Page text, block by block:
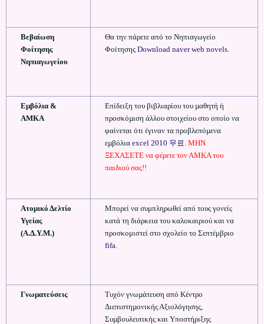
Βεβαίωση
Φοίτησης
Νηπιαγωγείου
Θα την πάρετε από το Νηπιαγωγείο
Φοίτησης Download naver web novels.
Εμβόλια &
ΑΜΚΑ
Επίδειξη του βιβλιαρίου του µαθητή ή
προσκόµιση άλλου στοιχείου στο οποίο να
φαίνεται ότι έγιναν τα προβλεπόµενα
εµβόλια excel 2010 무료. ΜΗΝ
ΞΕΧΑΣΕΤΕ να φέρετε τον ΑΜΚΑ του
παιδιού σας!!
Ατομικό Δελτίο
Υγείας
(Α.Δ.Υ.Μ.)
Μπορεί να συμπληρωθεί από τους γονείς
κατά τη διάρκεια του καλοκαιριού και να
προσκομιστεί στο σχολείο το Σεπτέμβριο
fifa.
Γνωµατεύσεις
Τυχόν γνωµάτευση από Κέντρο
Διεπιστηµονικής Αξιολόγησης,
Συµβουλευτικής και Υποστήριξης